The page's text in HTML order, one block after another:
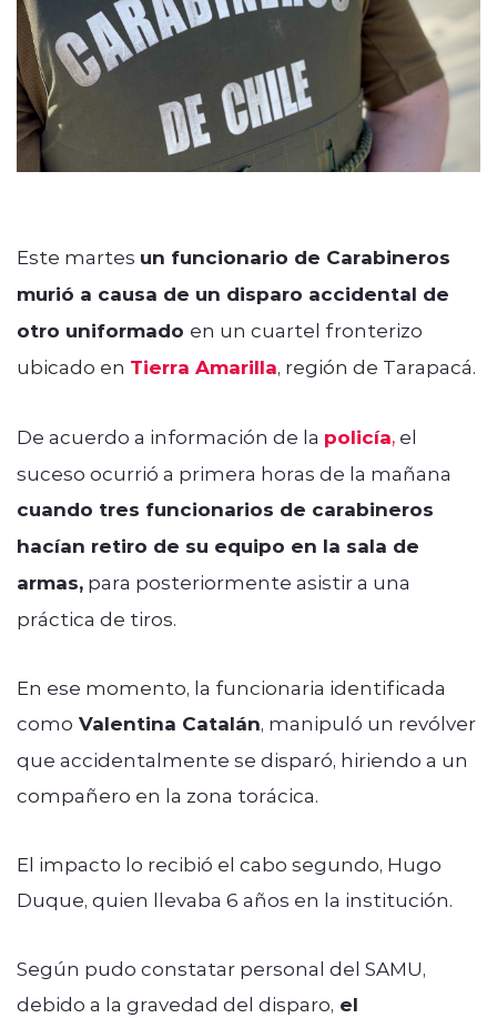
modo claro
Este martes un funcionario de Carabineros
murió a causa de un disparo accidental de
otro uniformado en un cuartel fronterizo
ubicado en Tierra Amarilla, región de Tarapacá.
De acuerdo a información de la policía, el
suceso ocurrió a primera horas de la mañana
cuando tres funcionarios de carabineros
hacían retiro de su equipo en la sala de
armas, para posteriormente asistir a una
práctica de tiros.
En ese momento, la funcionaria identificada
como Valentina Catalán, manipuló un revólver
que accidentalmente se disparó, hiriendo a un
compañero en la zona torácica.
El impacto lo recibió el cabo segundo, Hugo
Duque, quien llevaba 6 años en la institución.
Según pudo constatar personal del SAMU,
debido a la gravedad del disparo, el